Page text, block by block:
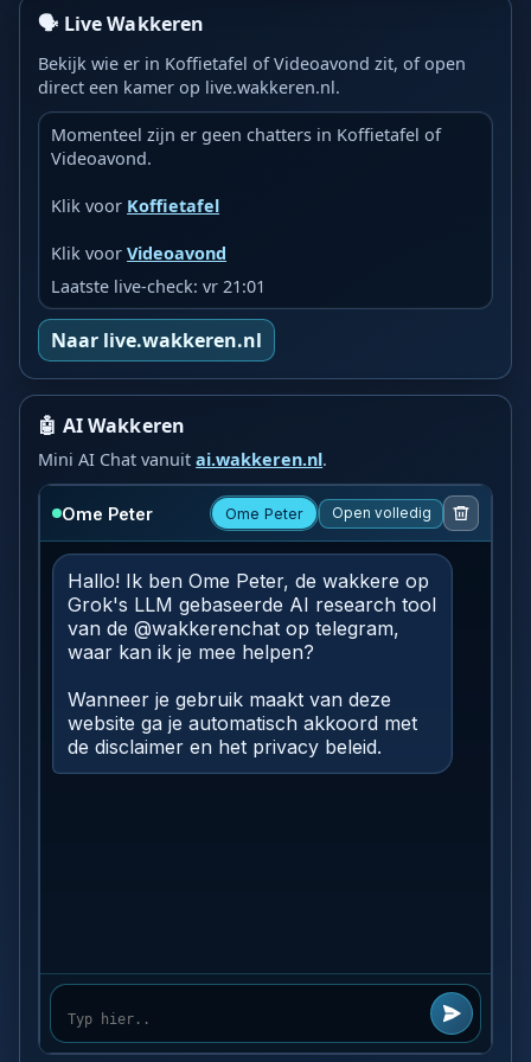
🗣️ Live Wakkeren
Bekijk wie er in Koffietafel of Videoavond zit, of open
direct een kamer op live.wakkeren.nl.
Momenteel zijn er geen chatters in Koffietafel of
Videoavond.
Klik voor Koffietafel
Klik voorVideoavond
Laatste live-check: vr 21:01
Naar live.wakkeren.nl
🤖 AI Wakkeren
Mini AI Chat vanuitai.wakkeren.nl.